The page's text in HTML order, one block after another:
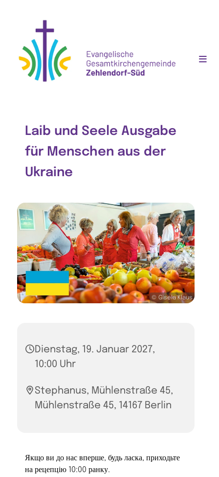
Laib und Seele Ausgabe
für Menschen aus der
Ukraine
© Gisela Klaus
Dienstag, 19. Januar 2027,
10:00 Uhr
Stephanus, Mühlenstraße 45,
Mühlenstraße 45, 14167 Berlin
Якщо ви до нас вперше, будь ласка, приходьте
на рецепцію 10:00 ранку.